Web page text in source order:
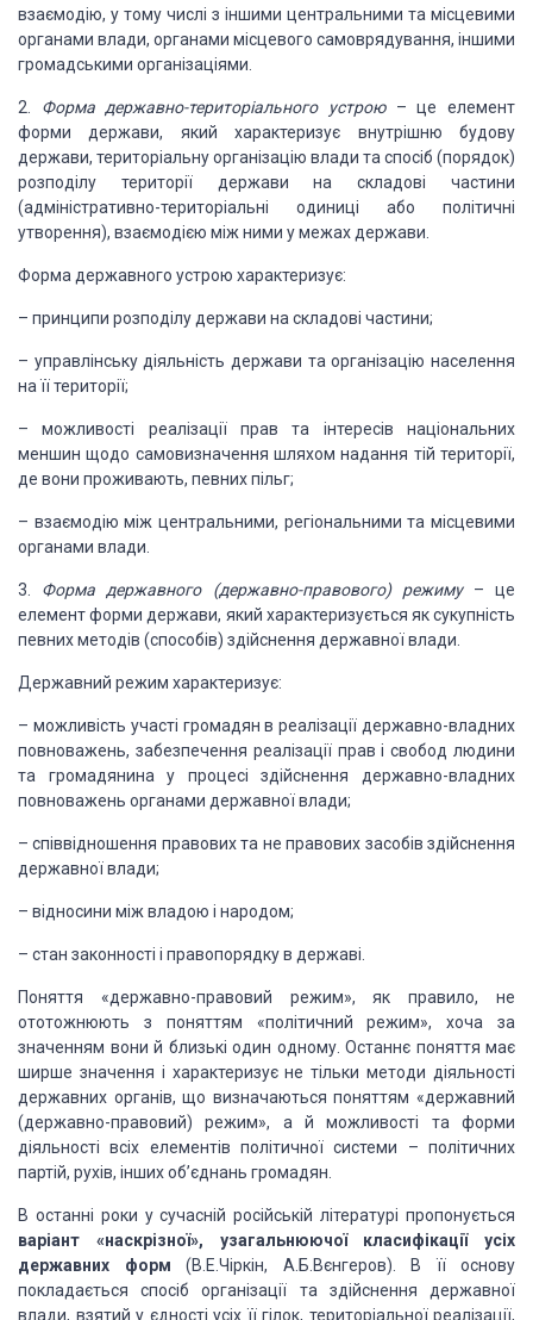
взаємодію, у тому числі з іншими центральними та місцевими
органами влади, органами місцевого самоврядування, іншими
громадськими організаціями.
2. Форма державно-територіального устрою – це елемент
форми держави, який характеризує внутрішню будову
держави, територіальну організацію влади та спосіб (порядок)
розподілу території держави на складові частини
(адміністративно-територіальні одиниці або політичні
утворення), взаємодією між ними у межах держави.
Форма державного устрою характеризує:
– принципи розподілу держави на складові частини;
– управлінськудіяльність держави та організацію населення
на її території;
–можливості реалізації прав та інтересів національних
меншин щодо самовизначення шляхом надання тій території,
де вони проживають, певних пільг;
– взаємодію між центральними, регіональними та місцевими
органами влади.
3. Форма державного (державно-правового) режиму– це
елемент форми держави, який характеризується як сукупність
певних методів (способів) здійснення державної влади.
Державний режим характеризує:
– можливість участі громадян в реалізації державно-владних
повноважень, забезпечення реалізації прав і свобод людини
та громадянина у процесі здійснення державно-владних
повноважень органами державної влади;
–співвідношення правових та не правових засобівздійснення
державної влади;
– відносини між владою і народом;
– стан законності і правопорядку в державі.
Поняття «державно-правовий режим», як правило, не
ототожнюють з поняттям «політичний режим», хоча за
значенням вони й близькі один одному. Останнє поняття має
ширше значення і характеризує не тільки методи діяльності
державних органів, що визначаються поняттям «державний
(державно-правовий) режим», а й можливості та форми
діяльності всіх елементів політичної системи – політичних
партій, рухів, іншихоб’єднань громадян.
В останні роки у сучасній російській літературі пропонується
варіант «наскрізної», узагальнюючої класифікації усіх
державних форм (В.Е.Чіркін, А.Б.Вєнгеров). В її основу
покладається спосіб організації та здійснення державної
влади, взятий у єдності усіх її гілок, територіальної реалізації,